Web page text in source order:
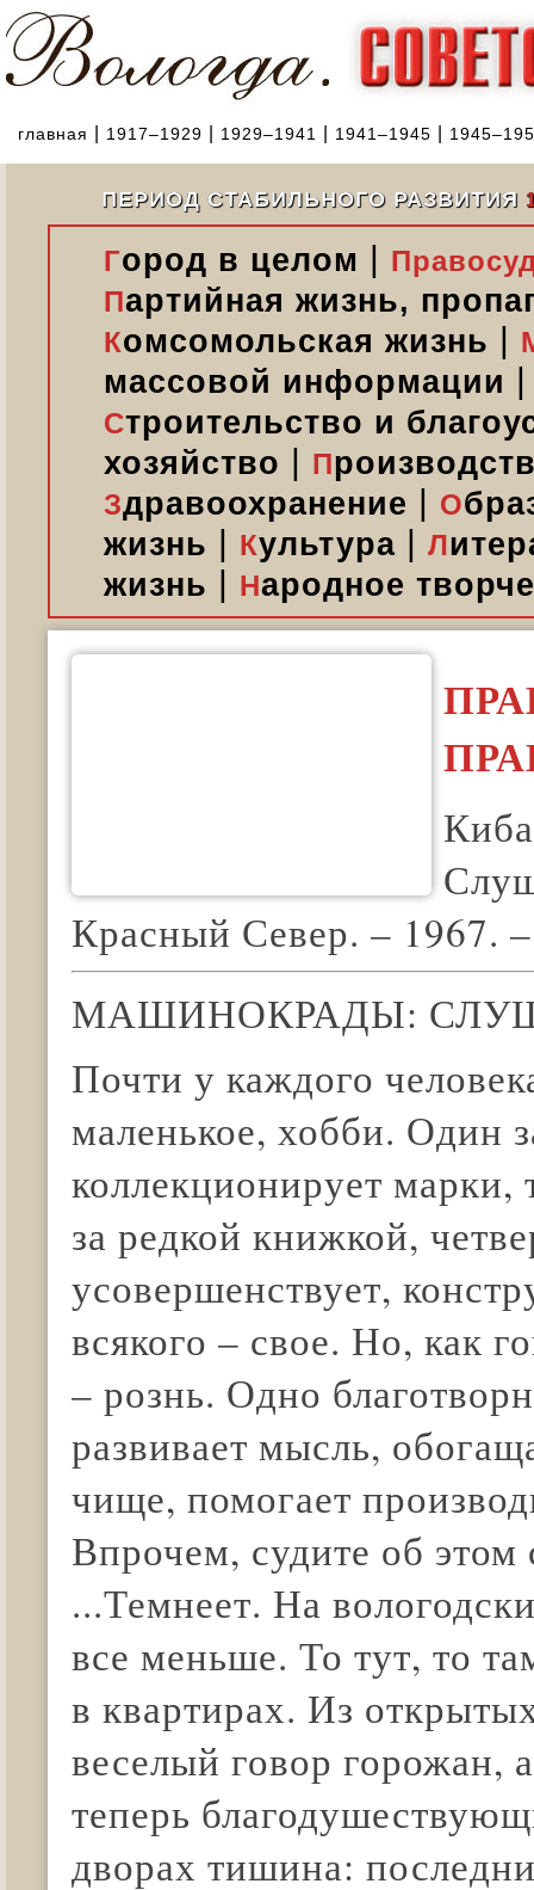
главная 1917–1929 1929–1941 1941–1945
ПЕРИОД СТАБИЛЬНОГО РАЗВИТИЯ
Город в целом |
Партийная жизнь,
Комсомольская жизнь |
массовой информации
Строительство и
хозяйство | П
Здравоохранение | О
жизнь | Культура | Л
жизнь | Народное
Красный Север. – 1967.
МАШИНОКРАДЫ:
Почти у каждого
маленькое, хобби. Один
коллекционирует марки,
за редкой книжкой,
усовершенствует,
всякого – свое. Но, как
– рознь. Одно
развивает мысль,
чище, помогает
Впрочем, судите об этом
...Темнеет. На
все меньше. То тут, то
в квартирах. Из
веселый говор горожан,
теперь
дворах тишина: